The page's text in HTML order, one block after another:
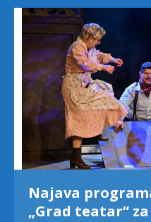
Najava
„Grad teatar“